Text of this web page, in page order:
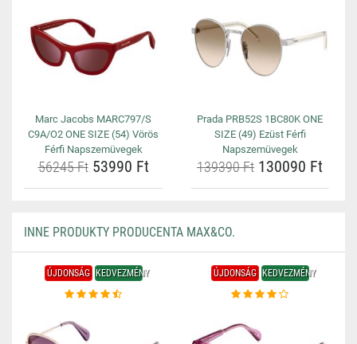
Marc Jacobs MARC797/S
C9A/O2 ONE SIZE (54) Vörös
Férfi Napszemüvegek
56245 Ft53990 Ft
Prada PRB52S 1BC80K ONE
SIZE (49) Ezüst Férfi
Napszemüvegek
139390 Ft 130090 Ft
INNE PRODUKTY PRODUCENTA MAX&CO.
ÚJDONSÁG KEDVEZMÉNY ÚJDONSÁG KEDVEZMÉNY